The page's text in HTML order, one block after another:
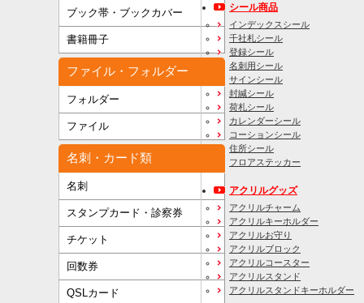
ブック帯・ブックカバー
書籍冊子
ファイル・フォルダー
フォルダー
ファイル
名刺・カード類
名刺
スタンプカード・診察券
チケット
回数券
QSLカード
シール商品
インデックスシール
千社札シール
登録シール
名刺用シール
サインシール
封緘シール
荷札シール
カレンダーシール
コーションシール
住所シール
フロアステッカー
アクリルグッズ
アクリルチャーム
アクリルキーホルダー
アクリルお守り
アクリルブロック
アクリルコースター
アクリルスタンド
アクリルスタンドキーホルダー